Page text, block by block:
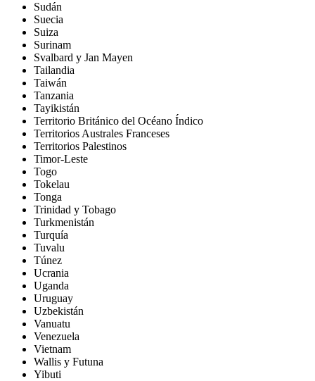
Sudán
Suecia
Suiza
Surinam
Svalbard y Jan Mayen
Tailandia
Taiwán
Tanzania
Tayikistán
Territorio Británico del Océano Índico
Territorios Australes Franceses
Territorios Palestinos
Timor-Leste
Togo
Tokelau
Tonga
Trinidad y Tobago
Turkmenistán
Turquía
Tuvalu
Túnez
Ucrania
Uganda
Uruguay
Uzbekistán
Vanuatu
Venezuela
Vietnam
Wallis y Futuna
Yibuti